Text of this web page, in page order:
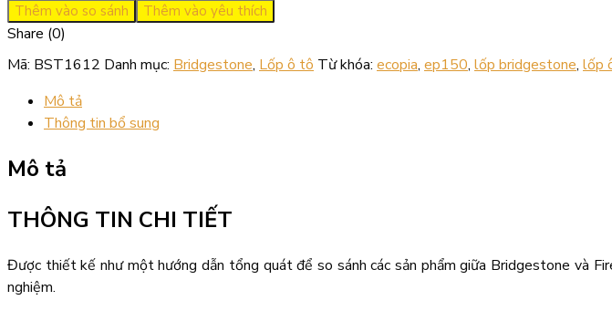
Thêm vào so sánh Thêm vào yêu thích
Share (0)
Mã: BST1612 Danh mục: Bridgestone, Lốp ô tô Từ khóa: ecopia, ep150, lốp bridgestone, lốp
Mô tả
Thông tin bổ sung
Mô tả
THÔNG TIN CHI TIẾT
Được thiết kế như một hướng dẫn tổng quát để so sánh các sản phẩm giữa Bridgestone và
nghiệm.